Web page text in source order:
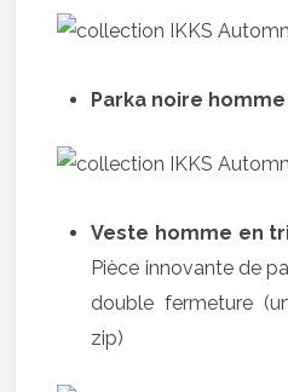
Parka noire
Veste homme en
Pièce innovante de
double fermeture
zip)